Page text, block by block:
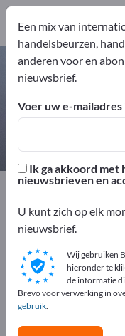
Exportpages
Fysische
Adverteer
Behoeften –
Een mix van
handelsbeurzen,
anderen voor en
nieuwsbrief.
Voer uw e-mailadres
Ik ga akkoord met
nieuwsbrieven en
U kunt zich op elk
nieuwsbrief.
Wij gebruiken
hieronder te
de informatie
Brevo voor verwerking in
gebruik.